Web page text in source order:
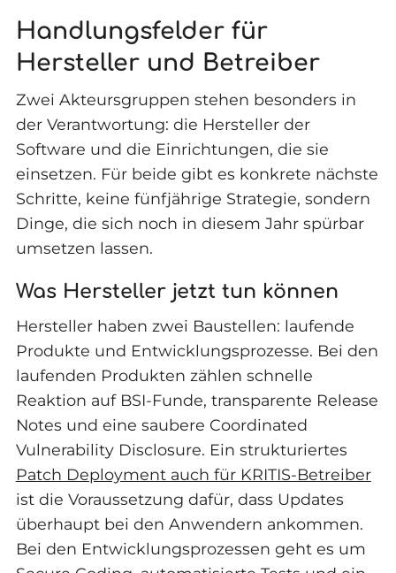
Handlungsfelder für
Hersteller und Betreiber
Zwei Akteursgruppen stehen besonders in
der Verantwortung: die Hersteller der
Software und die Einrichtungen, die sie
einsetzen. Für beide gibt es konkrete nächste
Schritte, keine fünfjährige Strategie, sondern
Dinge, die sich noch in diesem Jahr spürbar
umsetzen lassen.
Was Hersteller jetzt tun können
Hersteller haben zwei Baustellen: laufende
Produkte und Entwicklungsprozesse. Bei den
laufenden Produkten zählen schnelle
Reaktion auf BSI-Funde, transparente Release
Notes und eine saubere Coordinated
Vulnerability Disclosure. Ein strukturiertes
Patch Deployment auch für KRITIS-Betreiber
ist die Voraussetzung dafür, dass Updates
überhaupt bei den Anwendern ankommen.
Bei den Entwicklungsprozessen geht es um